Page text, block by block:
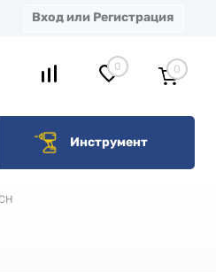
Вход или Регистрация
0 0
Инструмент